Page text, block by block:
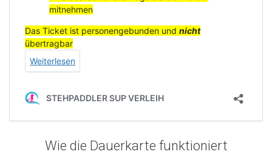
Wie die Dauerkarte funktioniert